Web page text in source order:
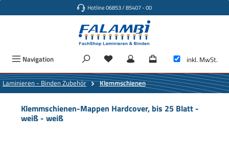
Hotline 06853 / 85407 - 00
Navigation inkl. MwSt.
Laminieren - Binden Zubehör Klemmschienen
Klemmschienen-Mappen Hardcover, bis 25 Blatt -
weiß - weiß